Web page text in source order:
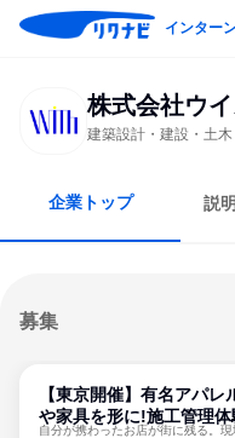
インター
株式会社ウ
建築設計・建設・土木
企業トップ 説
募集
【東京開催】有名アパレ
や家具を形に!施工管理体